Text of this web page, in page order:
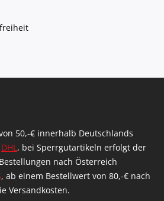
50,-€ innerhalb Deutschlands
DHL, bei Sperrgutartikeln erfolgt der
nach Österreich
, ab einem Bestellwert von 80,-€ nach
Versandkosten.